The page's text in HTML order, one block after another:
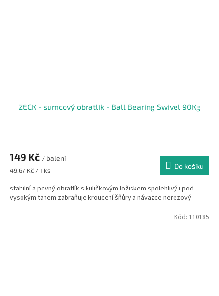
ZECK - sumcový obratlík - Ball Bearing Swivel 90Kg
149 Kč / balení
Měrná
49,67 Kč / 1 ks
Do košíku
stabilní a pevný obratlík s kuličkovým ložiskem spolehlivý i pod
vysokým tahem zabraňuje kroucení šňůry a návazce nerezový
Kód: 110185